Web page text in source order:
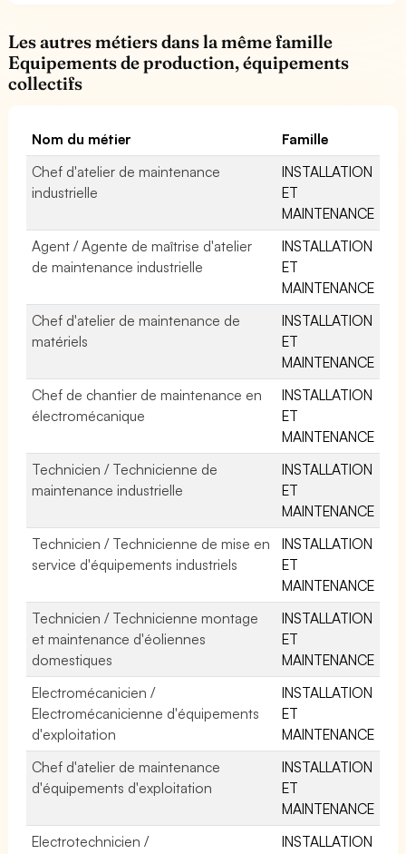
Les autres métiers dans la même famille
Equipements de production, équipements
collectifs
Nom du métier
Famille
Chef d'atelier de maintenance
industrielle
INSTALLATION
ET
MAINTENANCE
Agent / Agente de maîtrise d'atelier
de maintenance industrielle
INSTALLATION
ET
MAINTENANCE
Chef d'atelier de maintenance de
matériels
INSTALLATION
ET
MAINTENANCE
Chef de chantier de maintenance en
électromécanique
INSTALLATION
ET
MAINTENANCE
Technicien / Technicienne de
maintenance industrielle
INSTALLATION
ET
MAINTENANCE
Technicien / Technicienne de mise en
service d'équipements industriels
INSTALLATION
ET
MAINTENANCE
Technicien / Technicienne montage
et maintenance d'éoliennes
domestiques
INSTALLATION
ET
MAINTENANCE
Electromécanicien /
Electromécanicienne d'équipements
d'exploitation
INSTALLATION
ET
MAINTENANCE
Chef d'atelier de maintenance
d'équipements d'exploitation
INSTALLATION
ET
MAINTENANCE
Electrotechnicien /
INSTALLATION